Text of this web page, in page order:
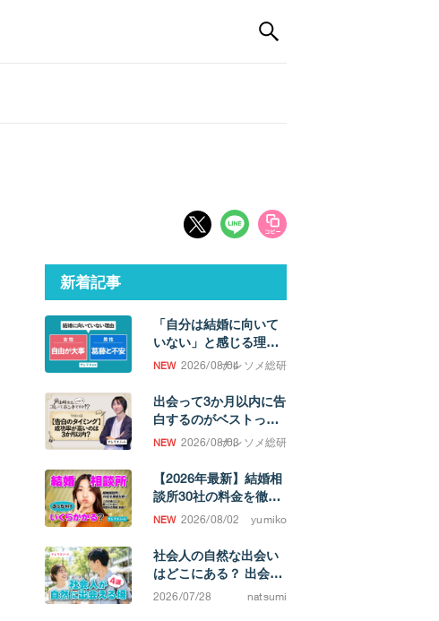
新着記事
「自分は結婚に向いて
いない」と感じる理
由。「誰かと過ごした
差
2026/08/04ナレソメ総研
出会って3か月以内に告
白するのがベストって
ホント！？
2026/08/03ナレソメ総研
【2026年最新】結婚相
談所30社の料金を徹底
比較！ 成婚するまでの
2026/08/02 yumiko
社会人の自然な出会い
はどこにある？ 出会い
の場と、結婚を考えた
2026/07/28 natsumi